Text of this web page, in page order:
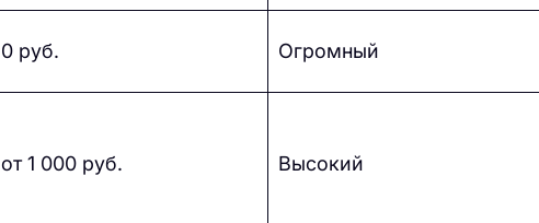
0 руб. Огромный
от 1 000 руб. Высокий